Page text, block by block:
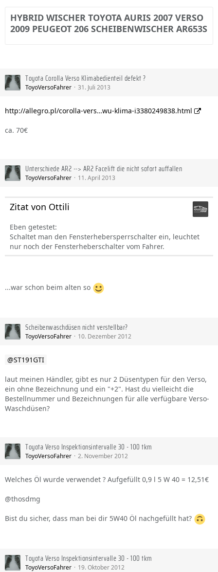
HYBRID WISCHER TOYOTA AURIS 2007 VERSO
2009 PEUGEOT 206 SCHEIBENWISCHER AR653S
Toyota Corolla Verso Klimabedienteil defekt ?
ToyoVersoFahrer 31. Juli 2013
http://allegro.pl/corolla-vers…wu-klima-i3380249838.html
ca. 70€
Unterschiede AR2 --> AR2 Facelift die nicht sofort auffallen
ToyoVersoFahrer 11. April 2013
Zitat von Ottili
Eben getestet:
Schaltet man den Fensterhebersperrschalter ein, leuchtet
nur noch der Fensterheberschalter vom Fahrer.
...war schon beim alten so
Scheibenwaschdüsen nicht verstellbar?
ToyoVersoFahrer 10. Dezember 2012
ST191GTI
laut meinen Händler, gibt es nur 2 Düsentypen für den Verso,
ein ohne Bezeichnung und ein "+2". Hast du vielleicht die
Bestellnummer und Bezeichnungen für alle verfügbare Verso-
Waschdüsen?
Toyota Verso Inspektionsintervalle 30 - 100 tkm
ToyoVersoFahrer 2. November 2012
Welches Öl wurde verwendet ? Aufgefüllt 0,9 l 5 W 40 = 12,51€
@thosdmg
Bist du sicher, dass man bei dir 5W40 Öl nachgefüllt hat?
Toyota Verso Inspektionsintervalle 30 - 100 tkm
ToyoVersoFahrer 19. Oktober 2012